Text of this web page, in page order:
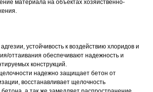
материала на объектах хозяйственно-
устойчивость к воздействию хлоридов и
оттаивания обеспечивают надежность и
конструкций.
надежно защищает бетон от
восстанавливает щелочность